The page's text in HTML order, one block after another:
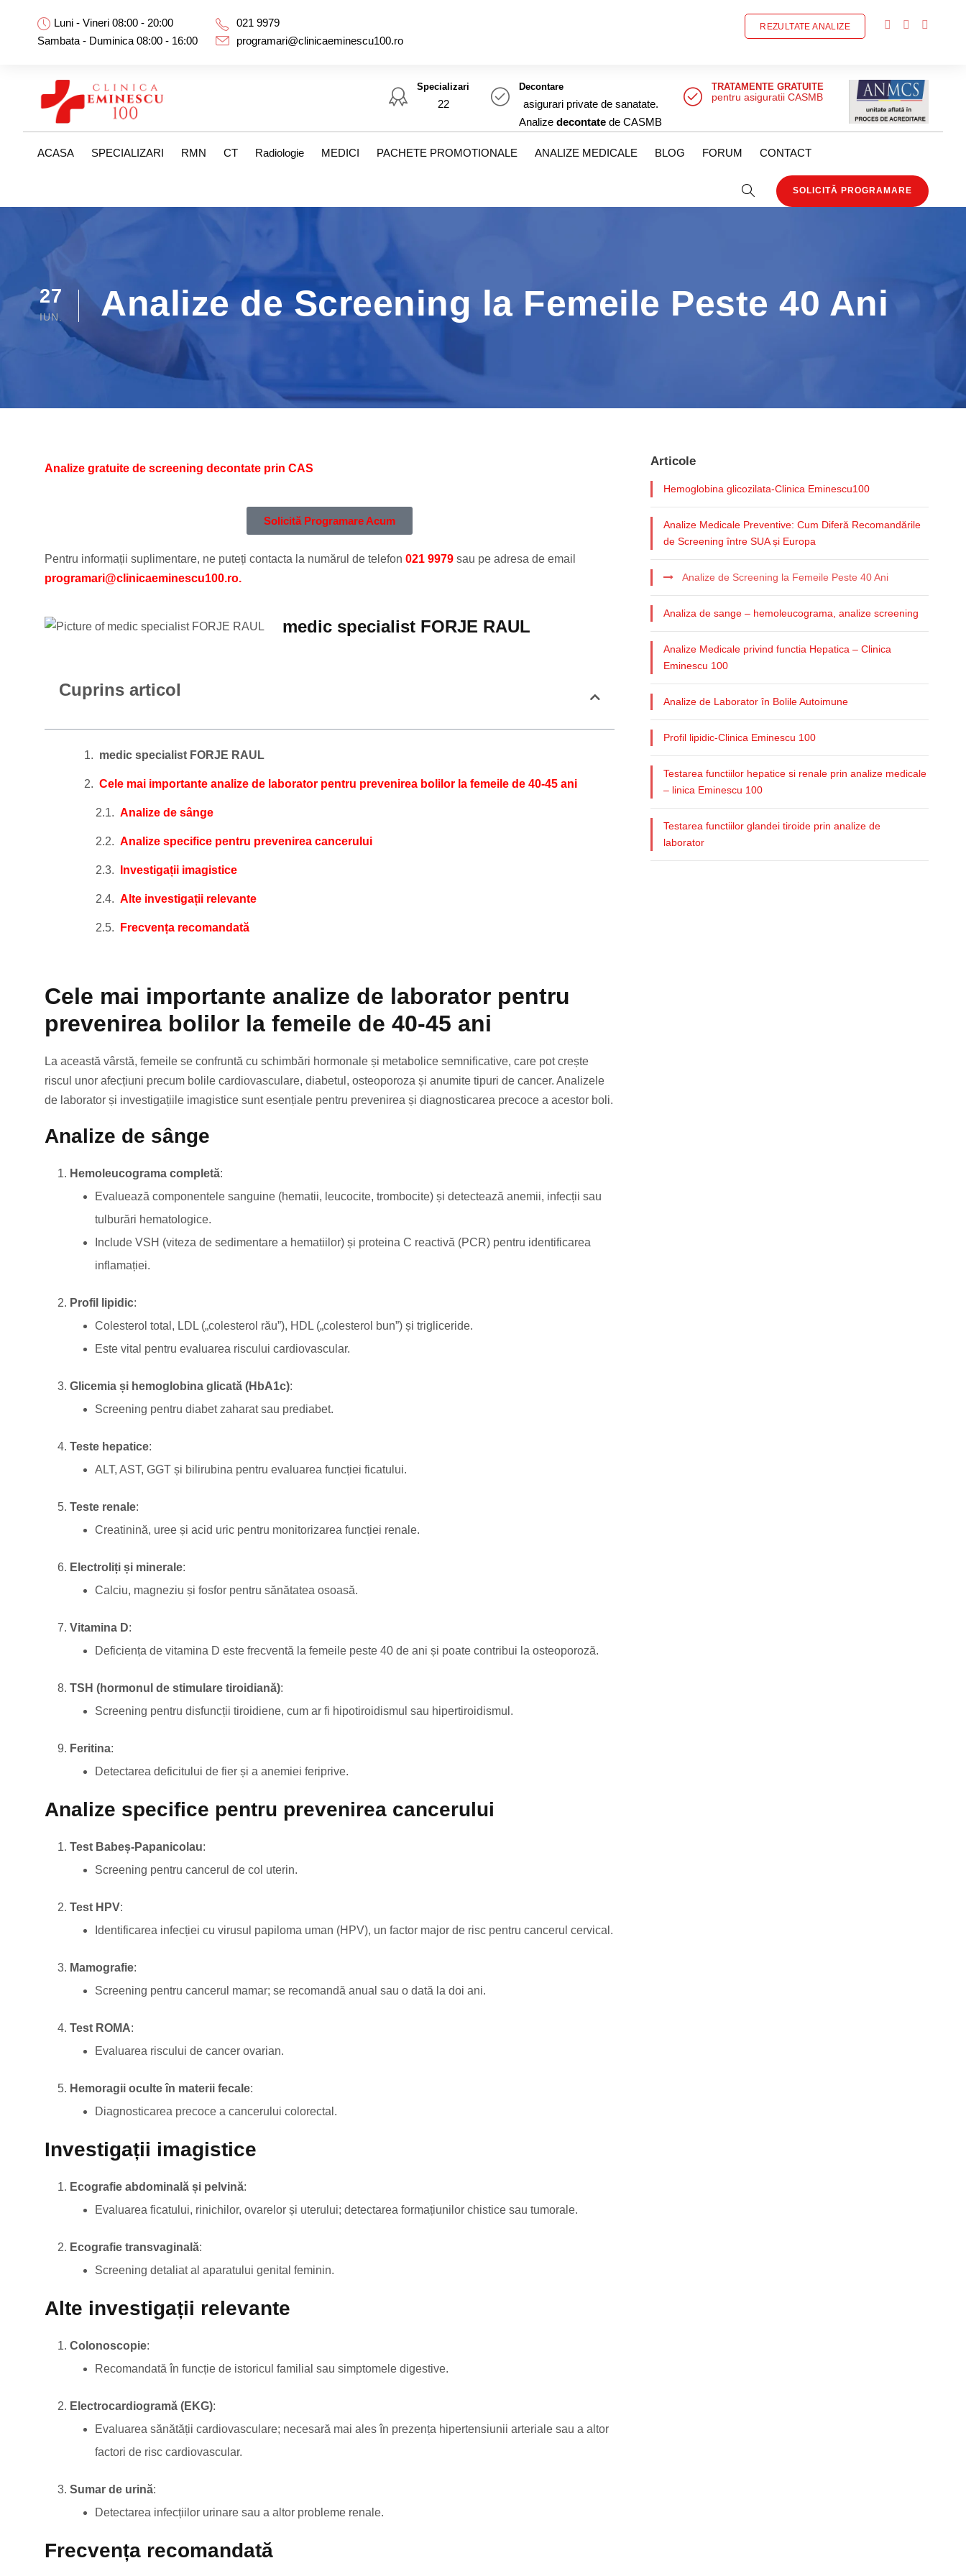
Luni - Vineri 08:00 - 20:00
Sambata - Duminica 08:00 - 16:00
021 9979
programari@clinicaeminescu100.ro
REZULTATE ANALIZE
Specializari
22
Decontare
asigurari private de sanatate.
Analize decontate de CASMB
TRATAMENTE GRATUITE
pentru asiguratii CASMB
ACASA SPECIALIZARI RMN CT Radiologie MEDICI PACHETE PROMOTIONALE ANALIZE MEDICALE BLOG FORUM CONTACT
SOLICITĂ PROGRAMARE
27
IUN. Analize de Screening la Femeile Peste 40 Ani
Analize gratuite de screening decontate prin CAS
Solicită Programare Acum
Pentru informații suplimentare, ne puteți contacta la numărul de telefon 021 9979 sau pe adresa de email
programari@clinicaeminescu100.ro.
medic specialist FORJE RAUL
Cuprins articol
medic specialist FORJE RAUL
Cele mai importante analize de laborator pentru prevenirea bolilor la femeile de 40-45 ani
Analize de sânge
Analize specifice pentru prevenirea cancerului
Investigații imagistice
Alte investigații relevante
Frecvența recomandată
Cele mai importante analize de laborator pentru
prevenirea bolilor la femeile de 40-45 ani
La această vârstă, femeile se confruntă cu schimbări hormonale și metabolice semnificative, care pot crește
riscul unor afecțiuni precum bolile cardiovasculare, diabetul, osteoporoza și anumite tipuri de cancer. Analizele
de laborator și investigațiile imagistice sunt esențiale pentru prevenirea și diagnosticarea precoce a acestor boli.
Analize de sânge
Hemoleucograma completă:
Evaluează componentele sanguine (hematii, leucocite, trombocite) și detectează anemii, infecții sau
tulburări hematologice.
Include VSH (viteza de sedimentare a hematiilor) și proteina C reactivă (PCR) pentru identificarea
inflamației.
Profil lipidic:
Colesterol total, LDL („colesterol rău”), HDL („colesterol bun”) și trigliceride.
Este vital pentru evaluarea riscului cardiovascular.
Glicemia și hemoglobina glicată (HbA1c):
Screening pentru diabet zaharat sau prediabet.
Teste hepatice:
ALT, AST, GGT și bilirubina pentru evaluarea funcției ficatului.
Teste renale:
Creatinină, uree și acid uric pentru monitorizarea funcției renale.
Electroliți și minerale:
Calciu, magneziu și fosfor pentru sănătatea osoasă.
Vitamina D:
Deficiența de vitamina D este frecventă la femeile peste 40 de ani și poate contribui la osteoporoză.
TSH (hormonul de stimulare tiroidiană):
Screening pentru disfuncții tiroidiene, cum ar fi hipotiroidismul sau hipertiroidismul.
Feritina:
Detectarea deficitului de fier și a anemiei feriprive.
Analize specifice pentru prevenirea cancerului
Test Babeș-Papanicolau:
Screening pentru cancerul de col uterin.
Test HPV:
Identificarea infecției cu virusul papiloma uman (HPV), un factor major de risc pentru cancerul cervical.
Mamografie:
Screening pentru cancerul mamar; se recomandă anual sau o dată la doi ani.
Test ROMA:
Evaluarea riscului de cancer ovarian.
Hemoragii oculte în materii fecale:
Diagnosticarea precoce a cancerului colorectal.
Investigații imagistice
Ecografie abdominală și pelvină:
Evaluarea ficatului, rinichilor, ovarelor și uterului; detectarea formațiunilor chistice sau tumorale.
Ecografie transvaginală:
Screening detaliat al aparatului genital feminin.
Alte investigații relevante
Colonoscopie:
Recomandată în funcție de istoricul familial sau simptomele digestive.
Electrocardiogramă (EKG):
Evaluarea sănătății cardiovasculare; necesară mai ales în prezența hipertensiunii arteriale sau a altor
factori de risc cardiovascular.
Sumar de urină:
Detectarea infecțiilor urinare sau a altor probleme renale.
Frecvența recomandată
Articole
Hemoglobina glicozilata-Clinica Eminescu100
Analize Medicale Preventive: Cum Diferă Recomandările
de Screening între SUA și Europa
Analize de Screening la Femeile Peste 40 Ani
Analiza de sange – hemoleucograma, analize screening
Analize Medicale privind functia Hepatica – Clinica
Eminescu 100
Analize de Laborator în Bolile Autoimune
Profil lipidic-Clinica Eminescu 100
Testarea functiilor hepatice si renale prin analize medicale
– linica Eminescu 100
Testarea functiilor glandei tiroide prin analize de
laborator